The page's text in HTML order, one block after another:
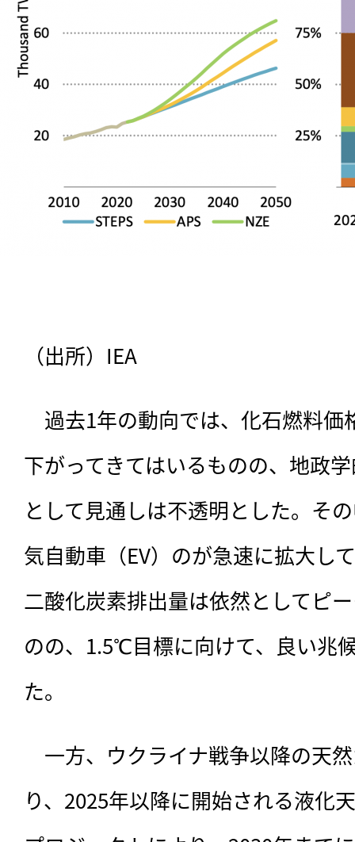
（出所）IEA
過去1年の動向では、化石燃料価
下がってきてはいるものの、地政
として見通しは不透明とした。そ
気自動車（EV）のが急速に拡大し
二酸化炭素排出量は依然としてピ
のの、1.5℃目標に向けて、良い兆
た。
一方、ウクライナ戦争以降の天
り、2025年以降に開始される液化